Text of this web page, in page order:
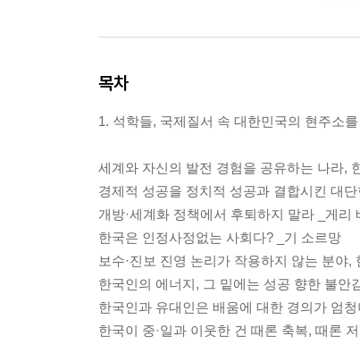
목차
1. 석학들, 국제질서 속 대한민국의 현주소
세계와 자신의 발전 경험을 공유하는 나라,
경제적 성공을 정치적 성공과 결합시킨 대
개방·세계화 정책에서 후퇴하지 말라 _게리
한국은 인정사정없는 사회다? _기 소르망
보수·진보 진영 논리가 작용하지 않는 분야,
한국인의 에너지, 그 밑에는 성공 향한 불
한국인과 유대인은 배움에 대한 경의가 엄
한국이 중·일과 이웃한 건 때론 축복, 때론